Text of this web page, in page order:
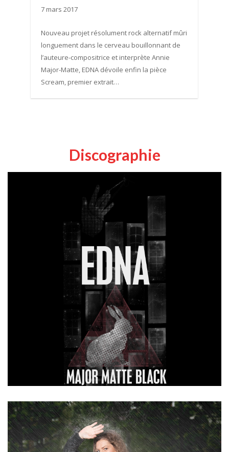
7 mars 2017
Nouveau projet résolument rock alternatif mûri
longuement dans le cerveau bouillonnant de
l’auteure-compositrice et interprète Annie
Major-Matte, EDNA dévoile enfin la pièce
Scream, premier extrait…
Discographie